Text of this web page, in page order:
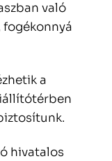
való
fogékonnyá
a
hivatalos